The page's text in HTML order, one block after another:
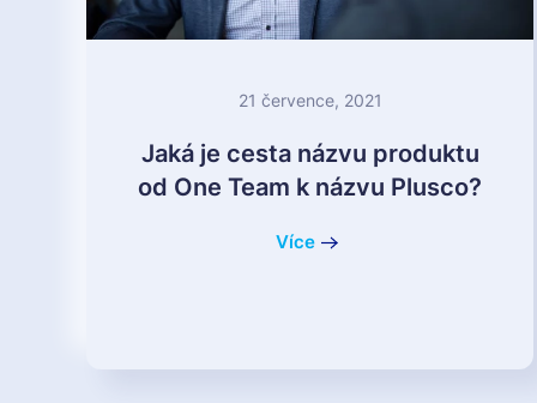
21 července, 2021
Jaká je cesta názvu produktu
od One Team k názvu Plusco?
Více